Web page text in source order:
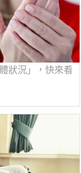
狀況」，快來看